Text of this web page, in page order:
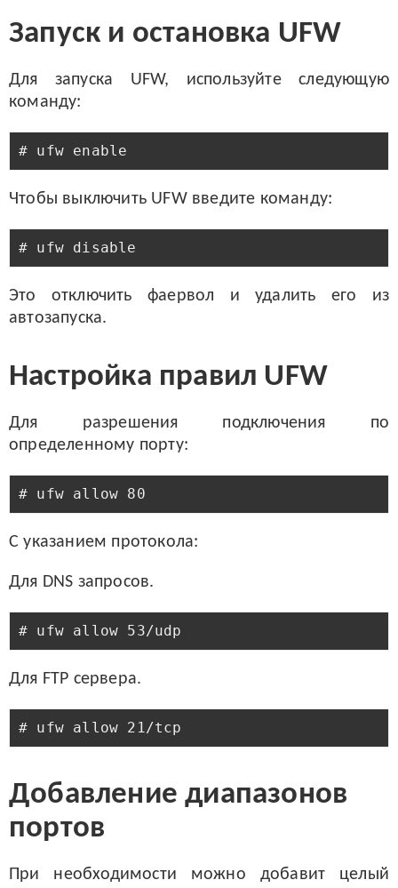
Запуск и остановка UFW
Для запуска UFW, используйте следующую
команду:
Чтобы выключить UFW введите команду:
Это отключить фаервол и удалить его из
автозапуска.
Настройка правил UFW
Для разрешения подключения по
определенному порту:
С указанием протокола:
Для DNS запросов.
Для FTP сервера.
Добавление диапазонов
портов
При необходимости можно добавит целый